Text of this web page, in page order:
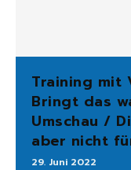
Training mit
Bringt das
Umschau /
aber nicht
29. Juni 2022